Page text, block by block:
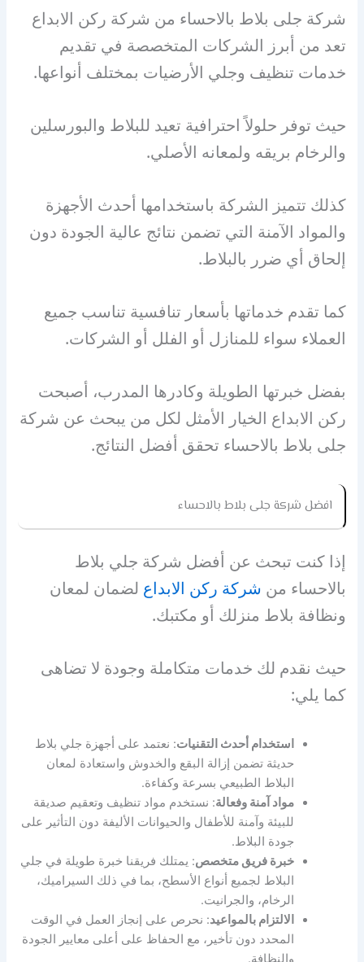
شركة جلى بلاط بالاحساء من شركة ركن الابداع
تعد من أبرز الشركات المتخصصة في تقديم
خدمات تنظيف وجلي الأرضيات بمختلف أنواعها.
حيث توفر حلولاً احترافية تعيد للبلاط والبورسلين
والرخام بريقه ولمعانه الأصلي.
كذلك تتميز الشركة باستخدامها أحدث الأجهزة
والمواد الآمنة التي تضمن نتائج عالية الجودة دون
إلحاق أي ضرر بالبلاط.
كما تقدم خدماتها بأسعار تنافسية تناسب جميع
العملاء سواء للمنازل أو الفلل أو الشركات.
بفضل خبرتها الطويلة وكادرها المدرب، أصبحت
ركن الابداع الخيار الأمثل لكل من يبحث عن شركة
جلى بلاط بالاحساء تحقق أفضل النتائج.
افضل شركة جلى بلاط بالاحساء
إذا كنت تبحث عن أفضل شركة جلي بلاط
بالاحساء من شركة ركن الابداع لضمان لمعان
ونظافة بلاط منزلك أو مكتبك.
حيث نقدم لك خدمات متكاملة وجودة لا تضاهى
كما يلي:
استخدام أحدث التقنيات: نعتمد على أجهزة جلي بلاط
حديثة تضمن إزالة البقع والخدوش واستعادة لمعان
البلاط الطبيعي بسرعة وكفاءة.
مواد آمنة وفعالة: نستخدم مواد تنظيف وتعقيم صديقة
للبيئة وآمنة للأطفال والحيوانات الأليفة دون التأثير على
جودة البلاط.
خبرة فريق متخصص: يمتلك فريقنا خبرة طويلة في جلي
البلاط لجميع أنواع الأسطح، بما في ذلك السيراميك،
الرخام، والجرانيت.
الالتزام بالمواعيد: نحرص على إنجاز العمل في الوقت
المحدد دون تأخير، مع الحفاظ على أعلى معايير الجودة
والنظافة.